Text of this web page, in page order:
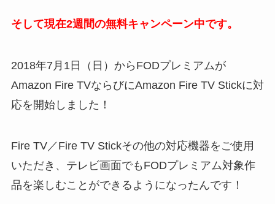
そして現在2週間の無料キャンペーン中です。
2018年7月1日（日）からFODプレミアムが
Amazon Fire TVならびにAmazon Fire TV Stickに対
応を開始しました！
Fire TV／Fire TV Stickその他の対応機器をご使用
いただき、テレビ画面でもFODプレミアム対象作
品を楽しむことができるようになったんです！